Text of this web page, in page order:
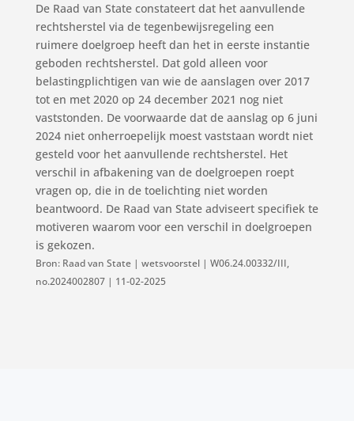
De Raad van State constateert dat het aanvullende
rechtsherstel via de tegenbewijsregeling een
ruimere doelgroep heeft dan het in eerste instantie
geboden rechtsherstel. Dat gold alleen voor
belastingplichtigen van wie de aanslagen over 2017
tot en met 2020 op 24 december 2021 nog niet
vaststonden. De voorwaarde dat de aanslag op 6 juni
2024 niet onherroepelijk moest vaststaan wordt niet
gesteld voor het aanvullende rechtsherstel. Het
verschil in afbakening van de doelgroepen roept
vragen op, die in de toelichting niet worden
beantwoord. De Raad van State adviseert specifiek te
motiveren waarom voor een verschil in doelgroepen
is gekozen.
Bron: Raad van State | wetsvoorstel | W06.24.00332/III,
no.2024002807 | 11-02-2025